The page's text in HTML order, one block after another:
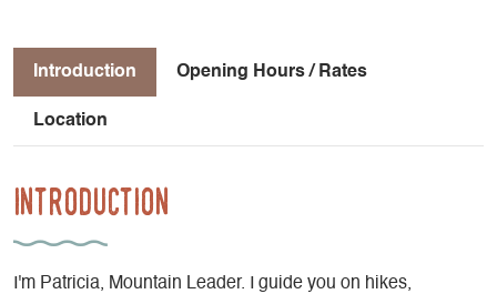
Introduction Opening Hours / Rates
Location
Introduction
I'm Patricia, Mountain Leader. I guide you on hikes,